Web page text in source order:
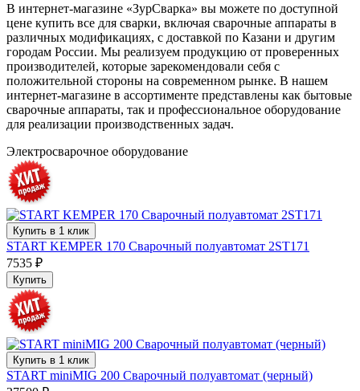
В интернет-магазине «ЗурСварка» вы можете по доступной
цене купить все для сварки, включая сварочные аппараты в
различных модификациях, с доставкой по Казани и другим
городам России. Мы реализуем продукцию от проверенных
производителей, которые зарекомендовали себя с
положительной стороны на современном рынке. В нашем
интернет-магазине в ассортименте представлены как бытовые
сварочные аппараты, так и профессиональное оборудование
для реализации производственных задач.
Электросварочное оборудование
Купить в 1 клик
START KEMPER 170 Сварочный полуавтомат 2ST171
7535 ₽
Купить
Купить в 1 клик
START miniMIG 200 Сварочный полуавтомат (черный)